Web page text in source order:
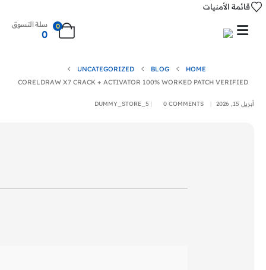
قائمة الأمنيات
0 سلة التسوق
0
HOME
BLOG
UNCATEGORIZED
CORELDRAW X7 CRACK + ACTIVATOR 100% WORKED PATCH VERIFIED
أبريل 15, 2026 DUMMY_STORE_5 0 COMMENTS